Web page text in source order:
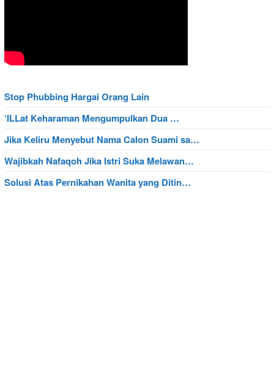
Stop Phubbing Hargai Orang Lain
‘ILLat Keharaman Mengumpulkan Dua …
Jika Keliru Menyebut Nama Calon Suami sa…
Wajibkah Nafaqoh Jika Istri Suka Melawan…
Solusi Atas Pernikahan Wanita yang Ditin…